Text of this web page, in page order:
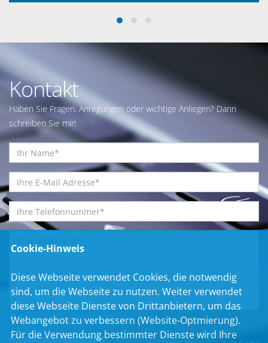
Kontakt
Haben Sie Fragen, Anregungen oder wichtige Anliegen? Dann
schreiben Sie mir!
Einwilligungserklärung*
Cookie-Hinweis
Diese Webseite verwendet Cookies, die notwendig
sind, um die Webseite zu nutzen. Weiter verwendet
diese Webseite Dienste von Drittanbietern, um das
Webangebot zu verbessern (Website-Optmierung).
Für die Verwendung bestimmter Dienste wird Ihre